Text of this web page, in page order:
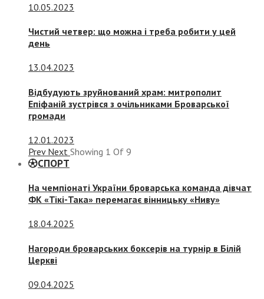
10.05.2023
Чистий четвер: що можна і треба робити у цей
день
13.04.2023
Відбудують зруйнований храм: митрополит
Епіфаній зустрівся з очільниками Броварської
громади
12.01.2023
Prev Next Showing 1 Of 9
СПОРТ
На чемпіонаті України броварська команда дівчат
ФК «Тікі-Така» перемагає вінницьку «Ниву»
18.04.2025
Нагороди броварських боксерів на турнір в Білій
Церкві
09.04.2025